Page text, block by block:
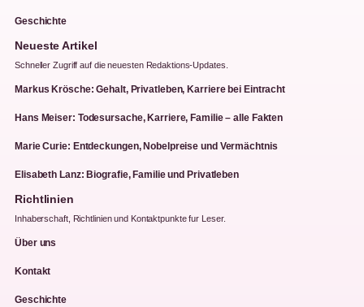
Geschichte
Neueste Artikel
Schneller Zugriff auf die neuesten Redaktions-Updates.
Markus Krösche: Gehalt, Privatleben, Karriere bei Eintracht
Hans Meiser: Todesursache, Karriere, Familie – alle Fakten
Marie Curie: Entdeckungen, Nobelpreise und Vermächtnis
Elisabeth Lanz: Biografie, Familie und Privatleben
Richtlinien
Inhaberschaft, Richtlinien und Kontaktpunkte fur Leser.
Über uns
Kontakt
Geschichte